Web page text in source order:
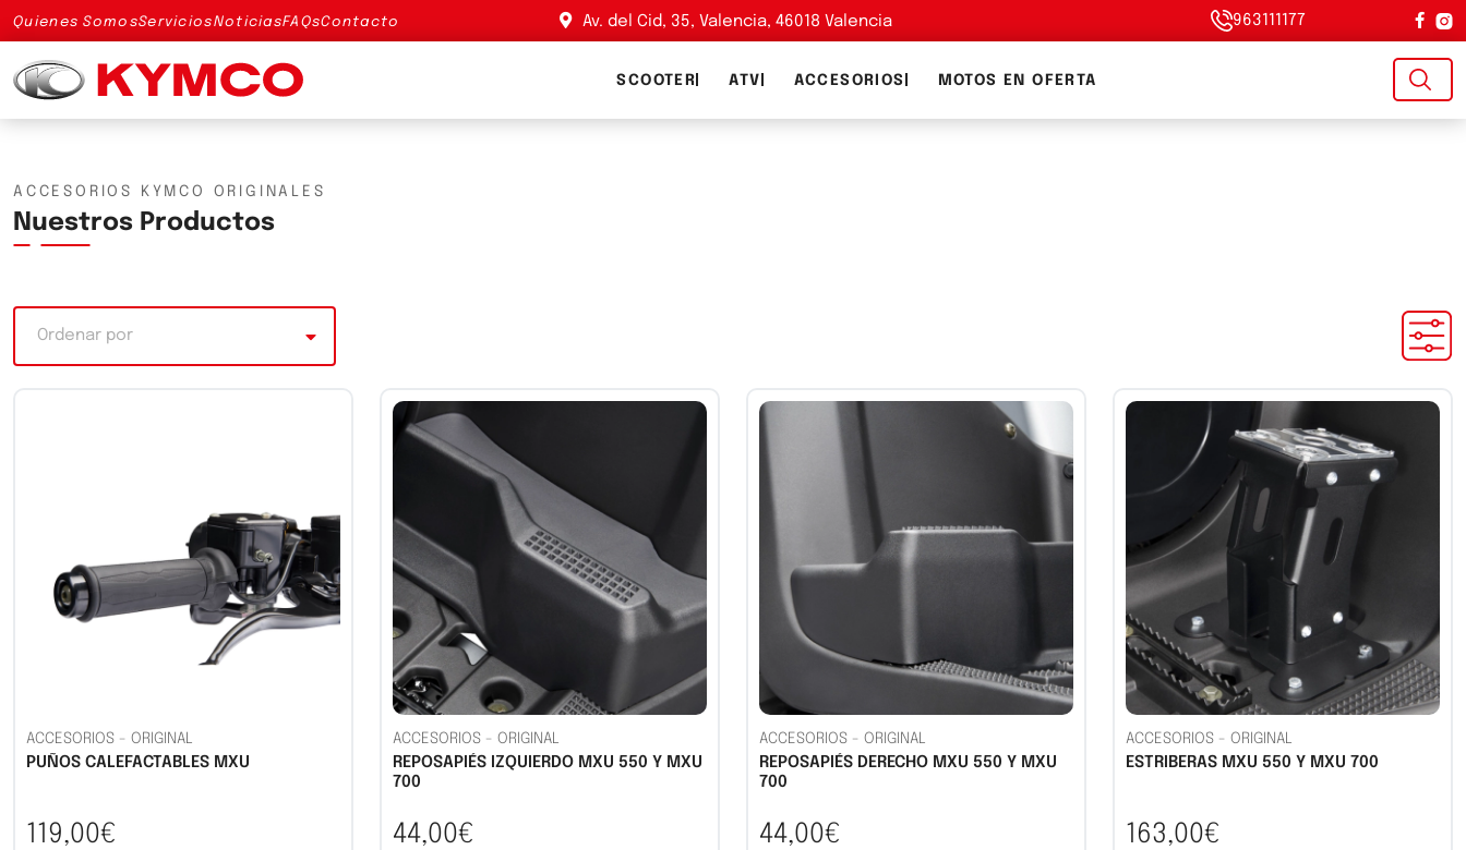
Quienes SomosServiciosNoticiasFAQsContacto Av. del Cid, 35, Valencia, 46018 Valencia 963111177
SCOOTER ATV ACCESORIOS MOTOS EN OFERTA
ACCESORIOS KYMCO ORIGINALES
Nuestros Productos
Ordenar por
ACCESORIOS - ORIGINAL
PUÑOS CALEFACTABLES MXU
119,00€
ACCESORIOS - ORIGINAL
REPOSAPIÉS IZQUIERDO MXU 550 Y MXU
700
44,00€
ACCESORIOS - ORIGINAL
REPOSAPIÉS DERECHO MXU 550 Y MXU
700
44,00€
ACCESORIOS - ORIGINAL
ESTRIBERAS MXU 550 Y MXU 700
163,00€